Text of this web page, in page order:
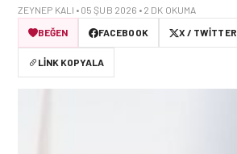
ZEYNEP KALI • 05 ŞUB 2026 • 2 DK OKUMA
BEĞEN
FACEBOOK X / TWITTER
LINK KOPYALA